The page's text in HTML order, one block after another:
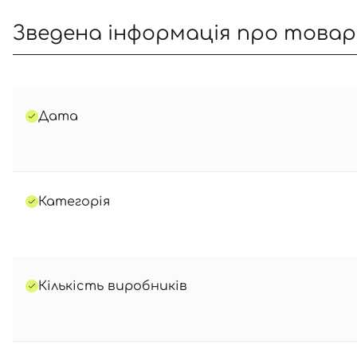
Зведена інформація про
Дата
Категорія
Кількість виробників